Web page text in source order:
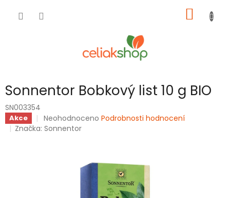
KOŠÍK
Sonnentor Bobkový list 10 g BIO
SN003354
Akce
Průměrné
hodnocení
Neohodnoceno Podrobnosti hodnocení
Značka:Sonnentor